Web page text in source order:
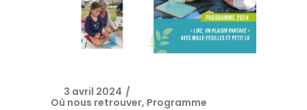
3 avril 2024
Où nous retrouver, Programme